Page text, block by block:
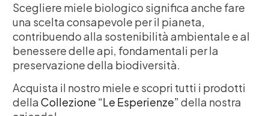
Scegliere miele biologico significa anche fare
una scelta consapevole per il pianeta,
contribuendo alla sostenibilità ambientale e al
benessere delle api, fondamentali per la
preservazione della biodiversità.
Acquista il nostro miele e scopri tutti i prodotti
dellaCollezione “Le Esperienze”della nostra